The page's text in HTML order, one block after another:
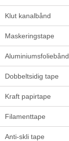
Klut kanalbånd
Maskeringstape
Aluminiumsfoliebånd
Dobbeltsidig tape
Kraft papirtape
Filamenttape
Anti-skli tape